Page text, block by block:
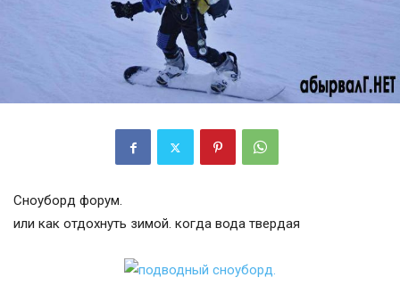
Сноуборд форум.
или как отдохнуть зимой. когда вода твердая